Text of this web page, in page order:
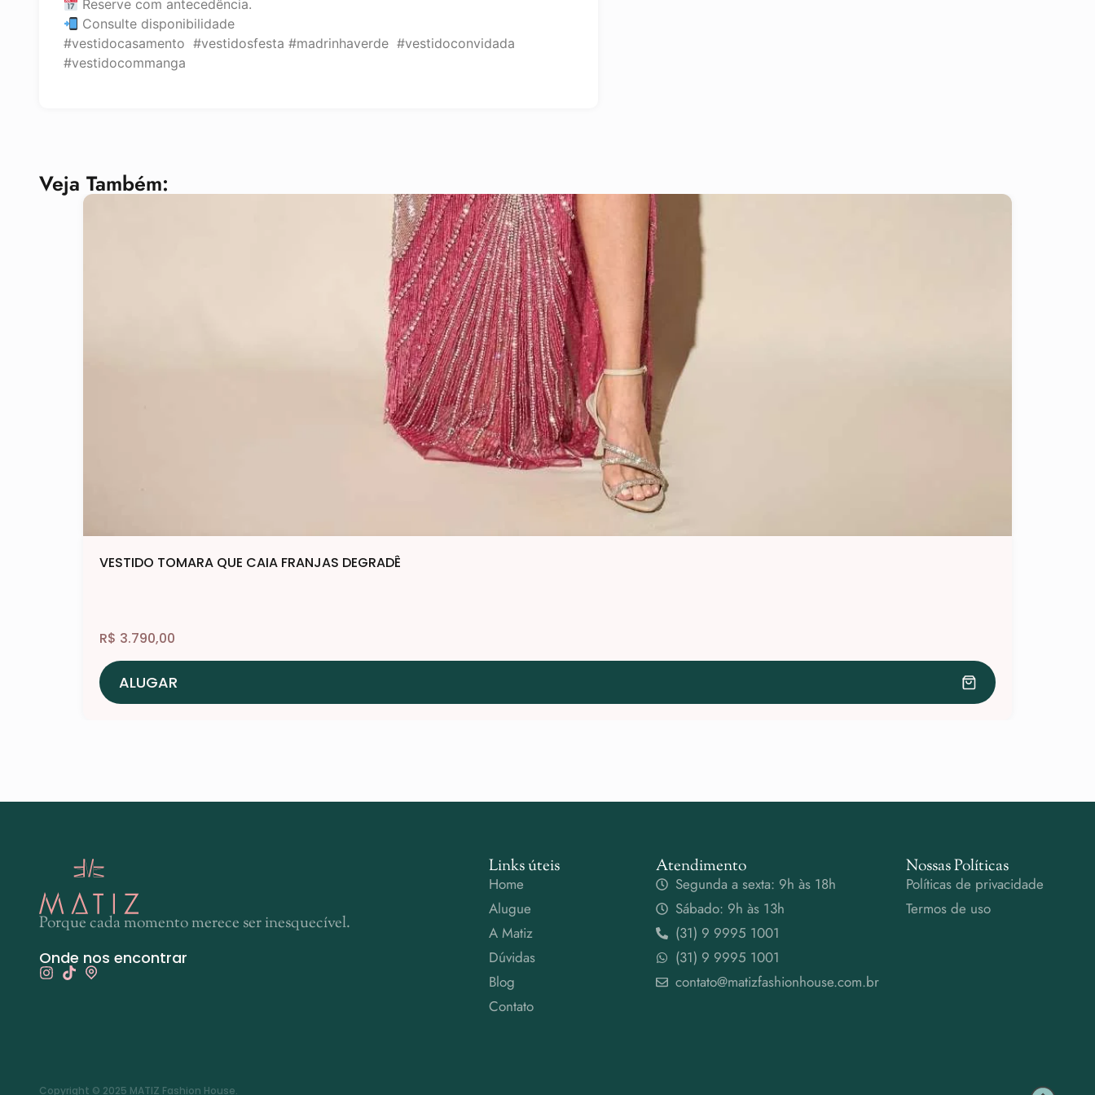
Reserve com antecedência.
Consulte disponibilidade
#vestidocasamento #vestidosfesta #madrinhaverde #vestidoconvidada
#vestidocommanga
Veja Também:
VESTIDO TOMARA QUE CAIA FRANJAS DEGRADÊ
R$ 3.790,00
ALUGAR
Porque cada momento merece ser inesquecível.
Onde nos encontrar
Links úteis
Home
Alugue
A Matiz
Dúvidas
Blog
Contato
Atendimento
Segunda a sexta: 9h às 18h
Sábado: 9h às 13h
(31) 9 9995 1001
(31) 9 9995 1001
contato@matizfashionhouse.com.br
Nossas Políticas
Políticas de privacidade
Termos de uso
Copyright © 2025 MATIZ Fashion House.